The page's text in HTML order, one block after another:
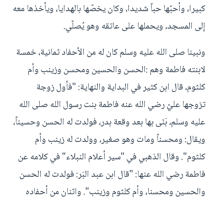
كبيرا، وأحبّها حباً شديدا، وكان يخصّها بالهدايا، ويأخذها معه
إلى المسجد، ويحملها على عاتقه وهو يُصلّي.
ونبينا صلى الله عليه وسلم كان له من الأحفاد ثمانية، خمسة
لابنته فاطمة وهم :الحسن والحسين ومحسن وزينب وأم
كلثوم، قال ابن كثير في البداية والنهاية: "فأول زوجة
تزوجها عليّ رضي الله عنه فاطمة بنت رسول الله صلى الله
عليه وسلم، بَنَى بها بعد وقعة بدر، فولدت له الحسن وحسيناً،
ويقال: ومحسناً ومات وهو صغير، وولدت له زينب وأم
كلثوم". وقال الذهبي في "سير أعلام النبلاء" في كلامه عن
فاطمة رضي الله عنها: "قال ابن عبد البَر: فولدت له الحسن
والحسين ومحسنا، وأم كلثوم وزينب". واثنان من أحفاده